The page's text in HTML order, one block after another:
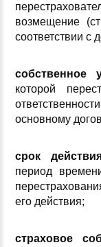
возмещение
соответствии с
собственное
которой
основному
срок
период
его действия;
страховое